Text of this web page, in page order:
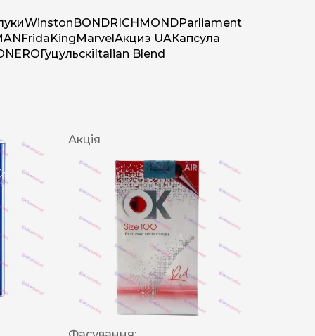
WinstonBONDRICHMONDParliament
FridaKingMarvelАкциз UAКапсула
NEROГуцульскіItalian Blend
Акція